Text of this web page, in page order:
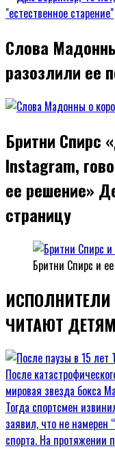
Слова
разозлили ее
Бритни Спирс
Instagram,
ее решение»
страницу
Бритни Спирс и
ЧИТАЮТ